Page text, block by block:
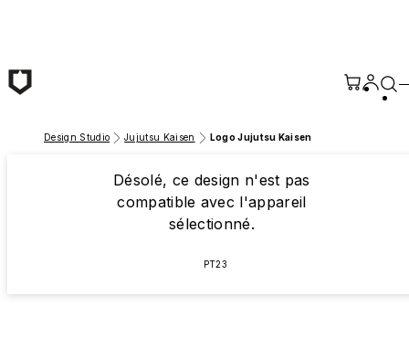
Design Studio Jujutsu Kaisen Logo Jujutsu Kaisen
Désolé, ce design n'est pas
compatible avec l'appareil
sélectionné.
PT23